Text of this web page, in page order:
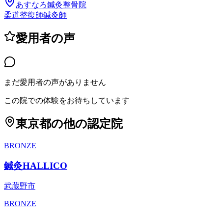
あすなろ鍼灸整骨院
柔道整復師鍼灸師
愛用者の声
まだ愛用者の声がありません
この院での体験をお待ちしています
東京都の他の認定院
BRONZE
鍼灸HALLICO
武蔵野市
BRONZE